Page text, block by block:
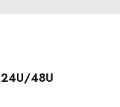
24U/48U